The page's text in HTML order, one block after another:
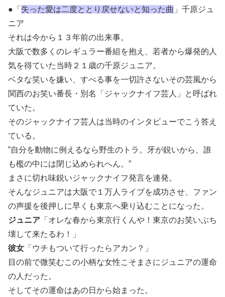
●「 失った愛は二度ととり戻せないと知った曲 」千原ジュ
ニア
それは今から１３年前の出来事。
大阪で数多くのレギュラー番組を抱え、若者から爆発的人
気を得ていた当時２１歳の千原ジュニア。
ベタな笑いを嫌い、すべる事を一切許さないその芸風から
関西のお笑い番長・別名「ジャックナイフ芸人」と呼ばれ
ていた。
そのジャックナイフ芸人は当時のインタビューでこう答え
ている。
”自分を動物に例えるなら野生のトラ。牙が鋭いから、誰
も檻の中には閉じ込められへん。”
まさに切れ味鋭いジャックナイフ発言を連発。
そんなジュニアは大阪で１万人ライブを成功させ、ファン
の声援を後押しに早くも東京へ乗り込むことになった。
ジュニア 「オレな春から東京行くんや！東京のお笑いぶち
壊して来たるわ！」
彼女 「ウチもついて行ったらアカン？」
目の前で微笑むこの小柄な女性こそまさにジュニアの運命
の人だった。
そしてその運命はあの日から始まった。